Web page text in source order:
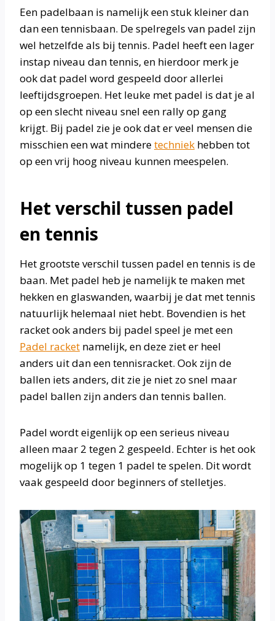
Een padelbaan is namelijk een stuk kleiner dan
dan een tennisbaan. De spelregels van padel zijn
wel hetzelfde als bij tennis. Padel heeft een lager
instap niveau dan tennis, en hierdoor merk je
ook dat padel word gespeeld door allerlei
leeftijdsgroepen. Het leuke met padel is dat je al
op een slecht niveau snel een rally op gang
krijgt. Bij padel zie je ook dat er veel mensen die
misschien een wat minderetechniek hebben tot
op een vrij hoog niveau kunnen meespelen.
Het verschil tussen padel
en tennis
Het grootste verschil tussen padel en tennis is de
baan. Met padel heb je namelijk te maken met
hekken en glaswanden, waarbij je dat met tennis
natuurlijk helemaal niet hebt. Bovendien is het
racket ook anders bij padel speel je met een
Padel racket namelijk, en deze ziet er heel
anders uit dan een tennisracket. Ook zijn de
ballen iets anders, dit zie je niet zo snel maar
padel ballen zijn anders dan tennis ballen.
Padel wordt eigenlijk op een serieus niveau
alleen maar 2 tegen 2 gespeeld. Echter is het ook
mogelijk op 1 tegen 1 padel te spelen. Dit wordt
vaak gespeeld door beginners of stelletjes.